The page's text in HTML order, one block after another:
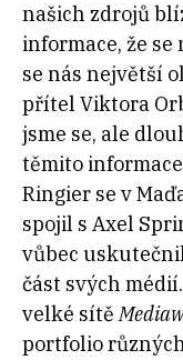
našich zdrojů
informace, že se
se nás největší
přítel Viktora
jsme se, ale
těmito
Ringier se v
spojil s Axel
vůbec
část svých
velké sítě
portfolio